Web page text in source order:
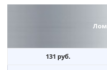
Лом
131 руб.